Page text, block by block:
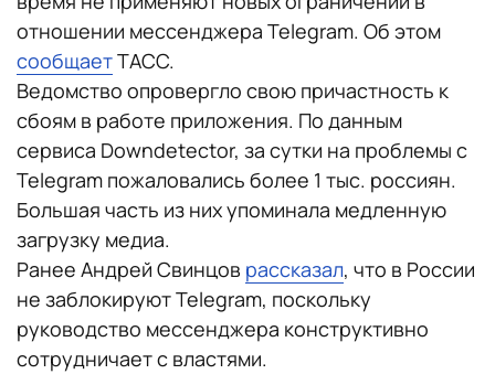
отношении мессенджера Telegram. Об этом
сообщаетТАСС.
Ведомство опровергло свою причастность к
сбоям в работе приложения. По данным
сервиса Downdetector, за сутки на проблемы с
Telegram пожаловались более 1 тыс. россиян.
Большая часть из них упоминала медленную
загрузку медиа.
Ранее Андрей Свинцов рассказал, что в России
не заблокируют Telegram, поскольку
руководство мессенджера конструктивно
сотрудничает с властями.